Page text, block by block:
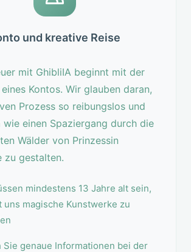
und kreative Reise
mit GhibliIA beginnt mit der
Kontos. Wir glauben daran,
Prozess so reibungslos und
wie einen Spaziergang durch die
Wälder von Prinzessin
zu gestalten.
mindestens 13 Jahre alt sein,
uns magische Kunstwerke zu
Sie genaue Informationen bei der